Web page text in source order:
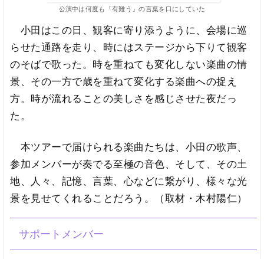
公演中は何度も「有難う」の言葉を口にしていた
小田はこの日、観客に寄り添うように、会場に巡
らせた通路を走り、時にはステージから下りて観客
のそばで歌った。時を重ねても変化しない楽曲の情
景、その一方で歳を重ねて変化する楽曲への捉え
方。時が流れることの美しさを感じさせた夜だっ
た。
本ツアーで届けられる楽曲たちは、小田の歌声、
参加メンバーが奏でる至極の音色、そして、その土
地、人々、記憶、言葉、心などに繋がり、様々な光
景を見せてくれることだろう。（取材・木村陽仁）
サポートメンバー